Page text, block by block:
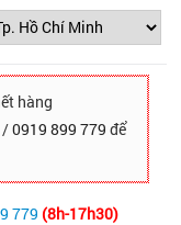
hàng
/0919 899 779 để
779 (8h-17h30)